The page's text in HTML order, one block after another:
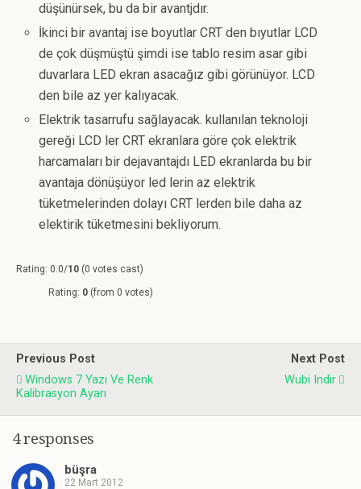
düşünürsek, bu da bir avantjdır.
İkinci bir avantaj ise boyutlar CRT den bıyutlar LCD
de çok düşmüştü şimdi ise tablo resim asar gibi
duvarlara LED ekran asacağız gibi görünüyor. LCD
den bile az yer kalıyacak.
Elektrik tasarrufu sağlayacak. kullanılan teknoloji
gereği LCD ler CRT ekranlara göre çok elektrik
harcamaları bir dejavantajdı LED ekranlarda bu bir
avantaja dönüşüyor led lerin az elektrik
tüketmelerinden dolayı CRT lerden bile daha az
elektirik tüketmesini bekliyorum.
Rating: 0.0/10 (0 votes cast)
Rating: 0 (from 0 votes)
Previous Post
Windows 7 Yazı Ve Renk
Kalibrasyon Ayarı
Next Post
Wubi Indir
4 responses
büşra
22 Mart 2012